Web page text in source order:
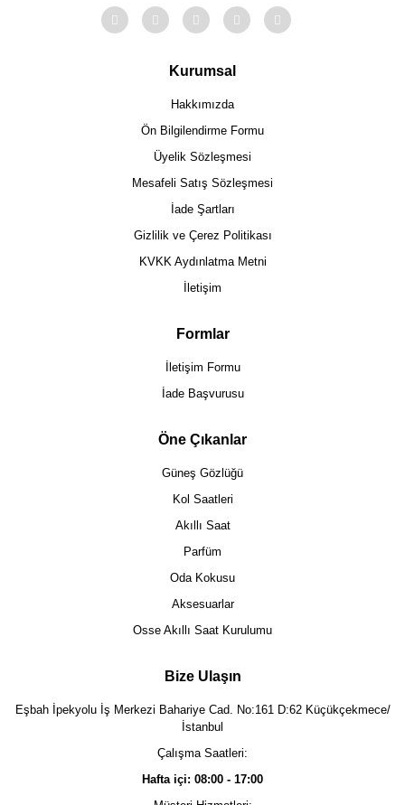
Kurumsal
Hakkımızda
Ön Bilgilendirme Formu
Üyelik Sözleşmesi
Mesafeli Satış Sözleşmesi
İade Şartları
Gizlilik ve Çerez Politikası
KVKK Aydınlatma Metni
İletişim
Formlar
İletişim Formu
İade Başvurusu
Öne Çıkanlar
Güneş Gözlüğü
Kol Saatleri
Akıllı Saat
Parfüm
Oda Kokusu
Aksesuarlar
Osse Akıllı Saat Kurulumu
Bize Ulaşın
Eşbah İpekyolu İş Merkezi Bahariye Cad. No:161 D:62 Küçükçekmece/
İstanbul
Çalışma Saatleri:
Hafta içi: 08:00 - 17:00